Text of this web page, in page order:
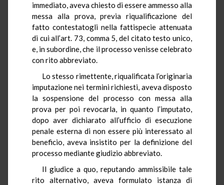
immediato, aveva chiesto di essere ammesso alla
messa alla prova, previa riqualificazione del
fatto contestatogli nella fattispecie attenuata
di cui all’art. 73, comma 5, del citato testo unico,
e, in subordine, che il processo venisse celebrato
con rito abbreviato.
Lo stesso rimettente, riqualificata l’originaria
imputazione nei termini richiesti, aveva disposto
la sospensione del processo con messa alla
prova per poi revocarla, in quanto l’imputato,
dopo aver dichiarato all’ufficio di esecuzione
penale esterna di non essere più interessato al
beneficio, aveva insistito per la definizione del
processo mediante giudizio abbreviato.
Il giudice a quo, reputando ammissibile tale
rito alternativo, aveva formulato istanza di